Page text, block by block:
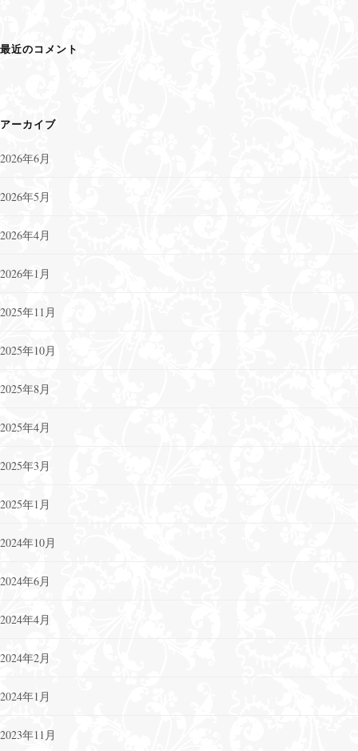
最近のコメント
アーカイブ
2026年6月
2026年5月
2026年4月
2026年1月
2025年11月
2025年10月
2025年8月
2025年4月
2025年3月
2025年1月
2024年10月
2024年6月
2024年4月
2024年2月
2024年1月
2023年11月